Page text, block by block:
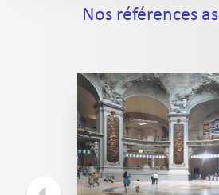
Nos références